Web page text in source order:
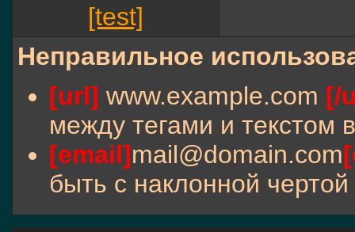
[test]
Неправильное
[url] www.example.com [/
между тегами и текстом
[email]mail@domain.com
быть с наклонной